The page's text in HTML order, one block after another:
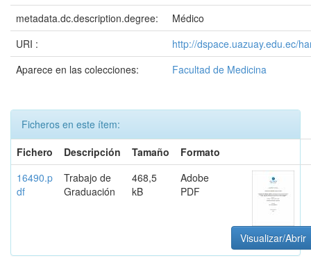
metadata.dc.description.degree:
Médico
URI :
http://dspace.uazuay.edu.ec/
Aparece en las colecciones:
Facultad de Medicina
Ficheros en este ítem:
Fichero
Descripción Tamaño
Formato
16490.p
df
Trabajo de
Graduación
468,5
kB
Adobe
PDF
Visualizar/Abrir